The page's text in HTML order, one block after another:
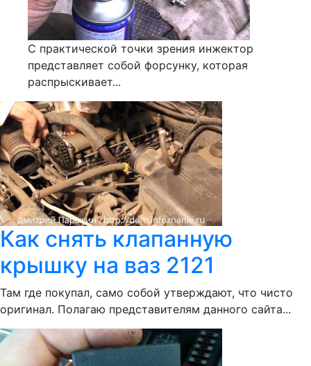
С практической точки зрения инжектор
представляет собой форсунку, которая
распрыскивает...
Как снять клапанную
крышку на ваз 2121
Там где покупал, само собой утверждают, что чисто
оригинал. Полагаю представителям данного сайта...